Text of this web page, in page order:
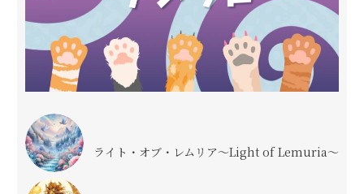
ライト・オブ・レムリア〜Light of Lemuria〜